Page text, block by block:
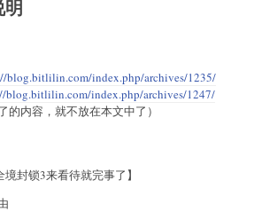
blog.bitlilin.com/index.php/archives/1235/
blog.bitlilin.com/index.php/archives/1247/
的内容，就不放在本文中了）
封锁3来看待就完事了】